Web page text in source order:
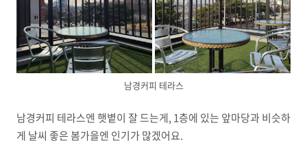
남경커피 테라스
남경커피 테라스엔 햇볕이 잘 드는게, 1층에 있는 앞마당과 비슷하
게 날씨 좋은 봄가을엔 인기가 많겠어요.